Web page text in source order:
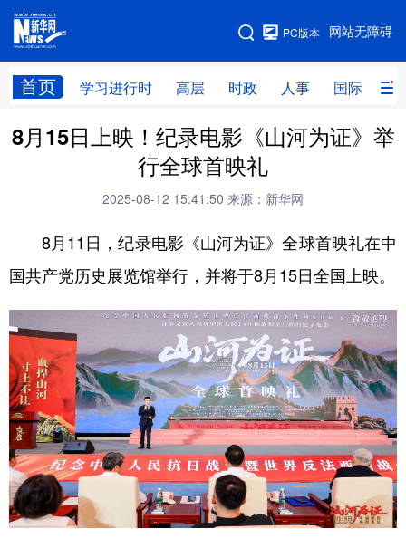
网站无障碍
PC版本
首页 学习进行时 高层 时政 人事 国际 财
网站地图
学习进行时 高层 时政 人事
财经 网评
科技 科创 量子 体育
书画 健康 军事
视频 图片 政务
法律 中央文件 金融 汽车
食品 人居 信息化 数字经济
学术中国 乡村振兴 银龄 溯源中国
城市 旅游 能源 会展
彩票 娱乐 时尚 悦读
8月15日上映！纪录电影《山河为证》举
行全球首映礼
2025-08-12 15:41:50 来源：新华网
8月11日，纪录电影《山河为证》全球首映礼在中
国共产党历史展览馆举行，并将于8月15日全国上映。